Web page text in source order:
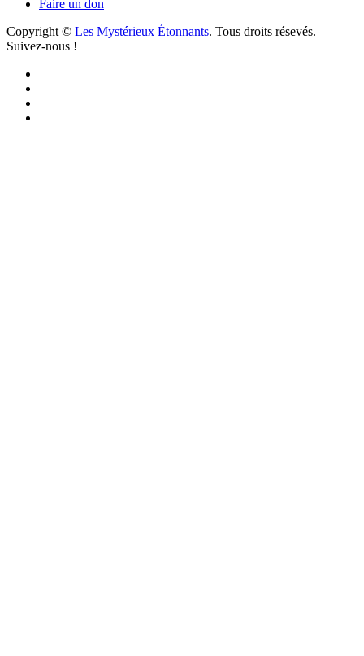
Faire un don
Copyright © Les Mystérieux Étonnants. Tous droits résevés.
Suivez-nous !